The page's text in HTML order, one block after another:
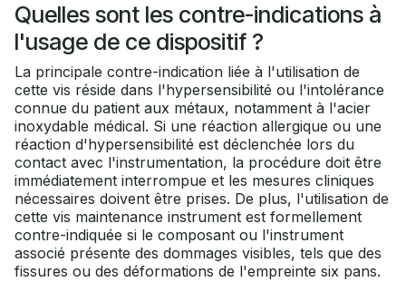
Quelles sont les contre-indications à
l'usage de ce dispositif ?
La principale contre-indication liée à l'utilisation de
cette vis réside dans l'hypersensibilité ou l'intolérance
connue du patient aux métaux, notamment à l'acier
inoxydable médical. Si une réaction allergique ou une
réaction d'hypersensibilité est déclenchée lors du
contact avec l'instrumentation, la procédure doit être
immédiatement interrompue et les mesures cliniques
nécessaires doivent être prises. De plus, l'utilisation de
cette vis maintenance instrument est formellement
contre-indiquée si le composant ou l'instrument
associé présente des dommages visibles, tels que des
fissures ou des déformations de l'empreinte six pans.